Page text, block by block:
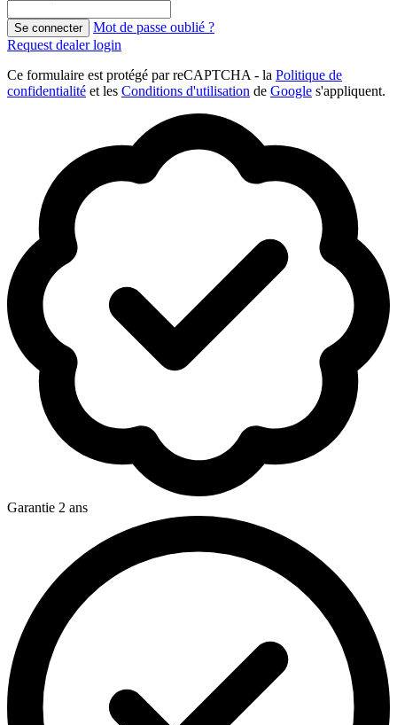
Se connecter
Mot de passe oublié ?
Request dealer login
Ce formulaire est protégé par reCAPTCHA - la Politique de
confidentialité et les Conditions d'utilisation de Google s'appliquent.
Garantie 2 ans